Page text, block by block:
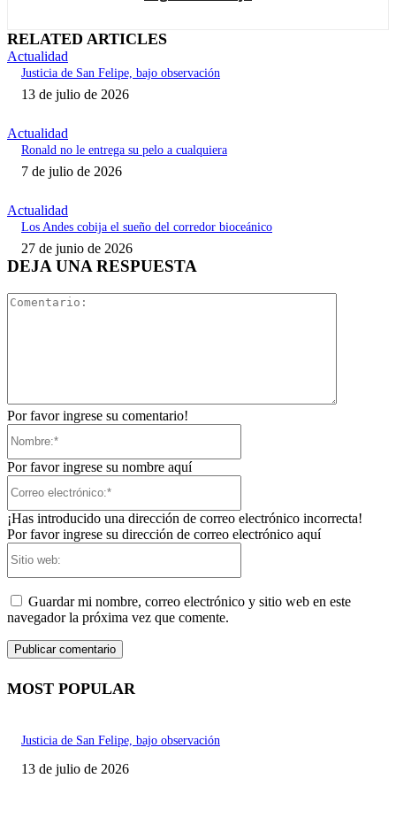
RELATED ARTICLES
Actualidad
Justicia de San Felipe, bajo observación
13 de julio de 2026
Actualidad
Ronald no le entrega su pelo a cualquiera
7 de julio de 2026
Actualidad
Los Andes cobija el sueño del corredor bioceánico
27 de junio de 2026
DEJA UNA RESPUESTA
Por favor ingrese su comentario!
Por favor ingrese su nombre aquí
¡Has introducido una dirección de correo electrónico incorrecta!
Por favor ingrese su dirección de correo electrónico aquí
Guardar mi nombre, correo electrónico y sitio web en este
navegador la próxima vez que comente.
MOST POPULAR
Justicia de San Felipe, bajo observación
13 de julio de 2026